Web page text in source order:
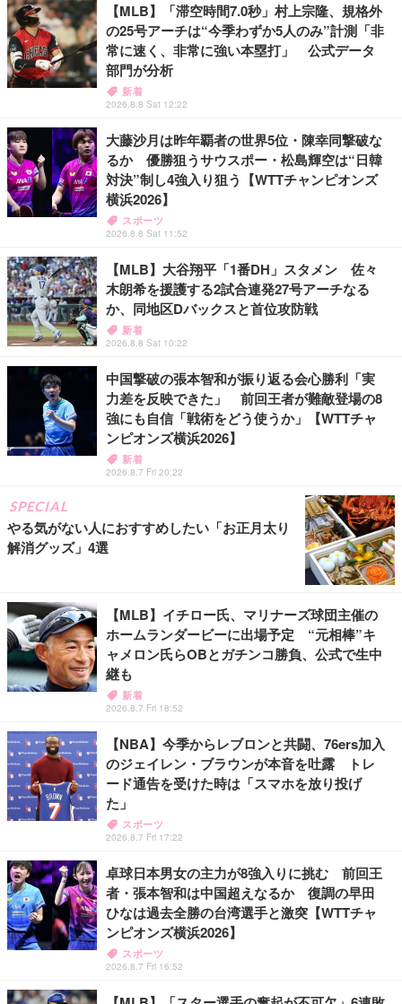
【MLB】「滞空時間7.0秒」村上宗隆、規格外
の25号アーチは“今季わずか5人のみ”計測「非
常に速く、非常に強い本塁打」 公式データ
部門が分析
新着
2026.8.8 Sat 12:22
大藤沙月は昨年覇者の世界5位・陳幸同撃破な
るか 優勝狙うサウスポー・松島輝空は“日韓
対決”制し4強入り狙う【WTTチャンピオンズ
横浜2026】
スポーツ
2026.8.8 Sat 11:52
【MLB】大谷翔平「1番DH」スタメン 佐々
木朗希を援護する2試合連発27号アーチなる
か、同地区Dバックスと首位攻防戦
新着
2026.8.8 Sat 10:22
中国撃破の張本智和が振り返る会心勝利「実
力差を反映できた」 前回王者が難敵登場の8
強にも自信「戦術をどう使うか」【WTTチャ
ンピオンズ横浜2026】
新着
2026.8.7 Fri 20:22
SPECIAL
やる気がない人におすすめしたい「お正月太り
解消グッズ」4選
【MLB】イチロー氏、マリナーズ球団主催の
ホームランダービーに出場予定 “元相棒”キ
ャメロン氏らOBとガチンコ勝負、公式で生中
継も
新着
2026.8.7 Fri 18:52
【NBA】今季からレブロンと共闘、76ers加入
のジェイレン・ブラウンが本音を吐露 トレ
ード通告を受けた時は「スマホを放り投げ
た」
スポーツ
2026.8.7 Fri 17:22
卓球日本男女の主力が8強入りに挑む 前回王
者・張本智和は中国超えなるか 復調の早田
ひなは過去全勝の台湾選手と激突【WTTチャ
ンピオンズ横浜2026】
スポーツ
2026.8.7 Fri 16:52